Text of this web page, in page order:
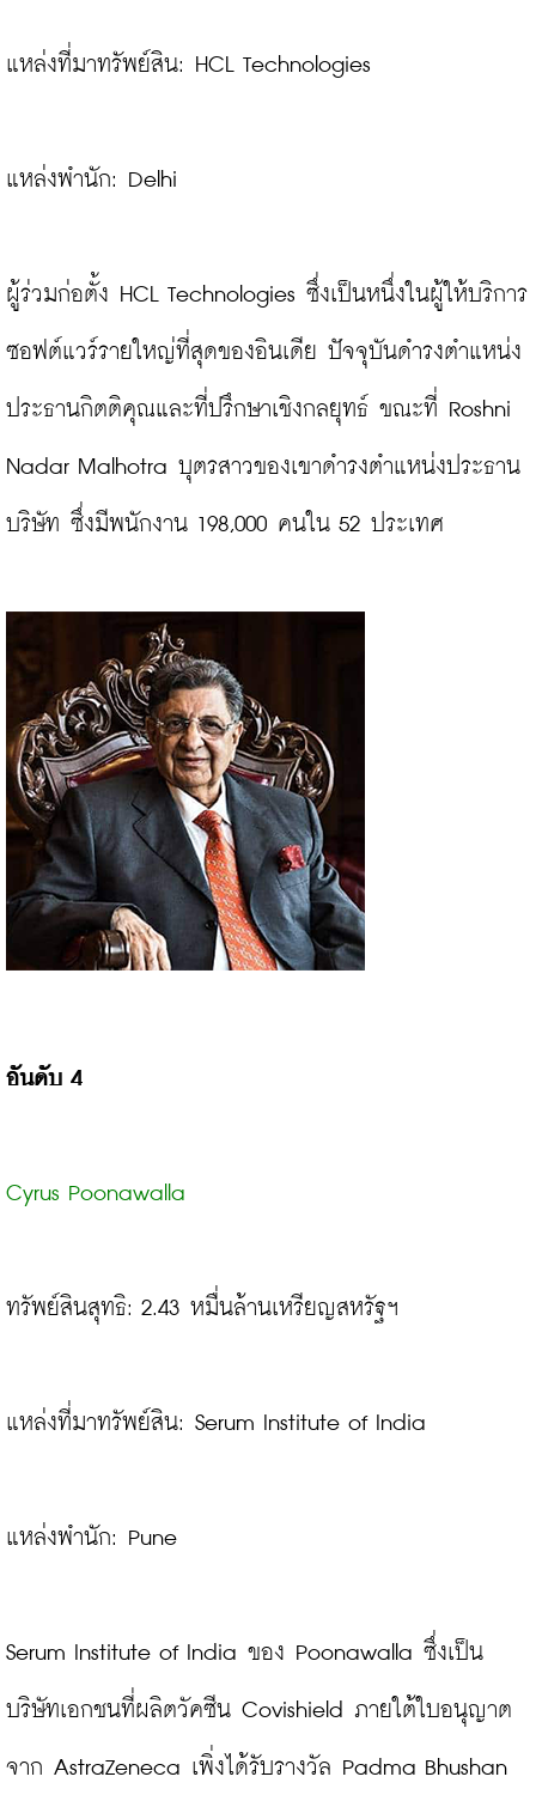
แหล่งที่มาทรัพย์สิน: HCL Technologies
แหล่งพำนัก: Delhi
ผู้ร่วมก่อตั้ง HCL Technologies ซึ่งเป็นหนึ่งในผู้ให้บริการ
ซอฟต์แวร์รายใหญ่ที่สุดของอินเดีย ปัจจุบันดำรงตำแหน่ง
ประธานกิตติคุณและที่ปรึกษาเชิงกลยุทธ์ ขณะที่ Roshni
Nadar Malhotra บุตรสาวของเขาดำรงตำแหน่งประธาน
บริษัท ซึ่งมีพนักงาน 198,000 คนใน 52 ประเทศ
อันดับ 4
Cyrus Poonawalla
ทรัพย์สินสุทธิ: 2.43 หมื่นล้านเหรียญสหรัฐฯ
แหล่งที่มาทรัพย์สิน: Serum Institute of India
แหล่งพำนัก: Pune
Serum Institute of India ของ Poonawalla ซึ่งเป็น
บริษัทเอกชนที่ผลิตวัคซีน Covishield ภายใต้ใบอนุญาต
จาก AstraZeneca เพิ่งได้รับรางวัล Padma Bhushan